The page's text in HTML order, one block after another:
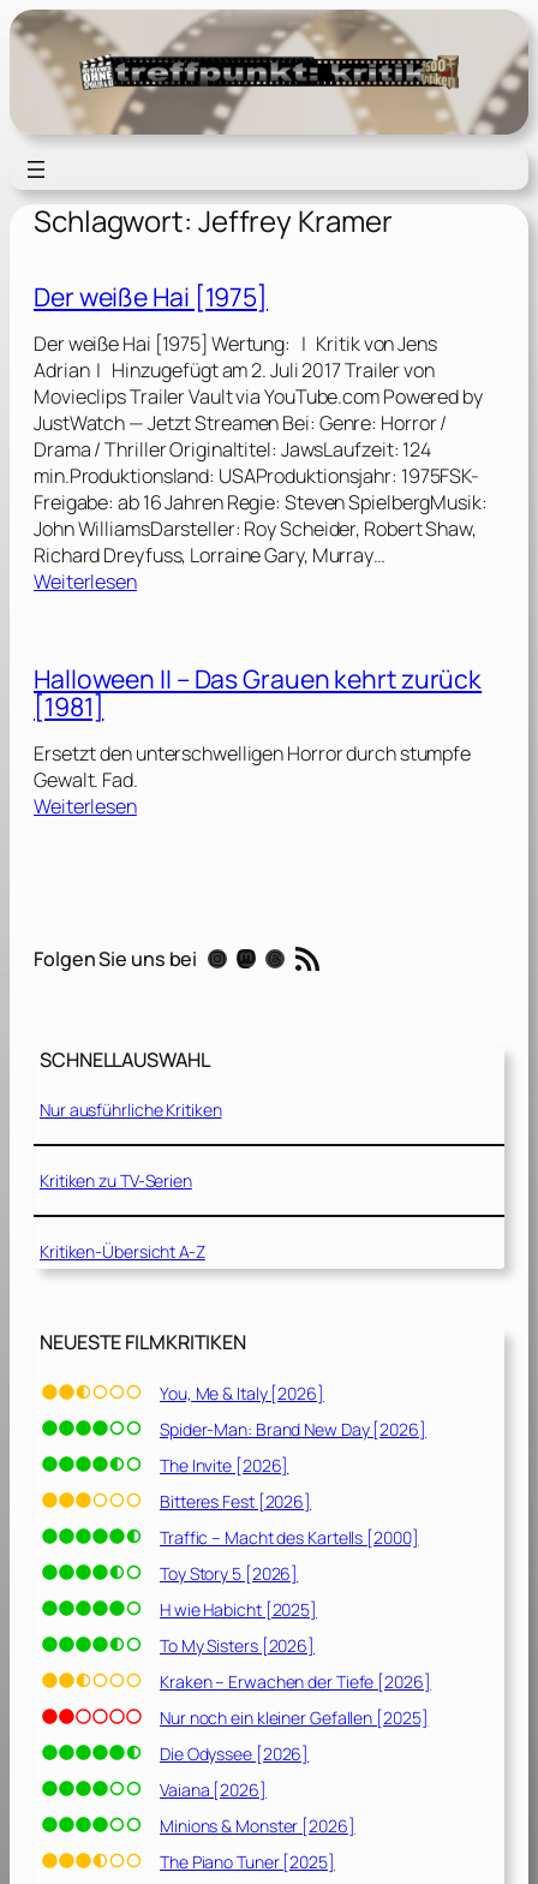
Zum
Inhalt
springen
Schlagwort: Jeffrey Kramer
Der weiße Hai [1975]
Der weiße Hai [1975] Wertung: | Kritik von Jens
Adrian | Hinzugefügt am 2. Juli 2017 Trailer von
Movieclips Trailer Vault via YouTube.com Powered by
JustWatch — Jetzt Streamen Bei: Genre: Horror /
Drama / Thriller Originaltitel: JawsLaufzeit: 124
min.Produktionsland: USAProduktionsjahr: 1975FSK-
Freigabe: ab 16 Jahren Regie: Steven SpielbergMusik:
John WilliamsDarsteller: Roy Scheider, Robert Shaw,
Richard Dreyfuss, Lorraine Gary, Murray…
Weiterlesen:
w
ß
e
H
9
Halloween II – Das Grauen kehrt zurück
[1981]
Ersetzt den unterschwelligen Horror durch stumpfe
Gewalt. Fad.
Weiterlesen:
w
I
–
D
a
r
a
e
k
e
h
r
t
u
r
ü
c
k
[
1
9
8
1
]
Folgen Sie uns bei Instagram Mastodon Threads RSS-Feed
SCHNELLAUSWAHL
Nur ausführliche Kritiken
Kritiken zu TV-Serien
Kritiken-Übersicht A-Z
NEUESTE FILMKRITIKEN
You, Me & Italy [2026]
Spider-Man: Brand New Day [2026]
The Invite [2026]
Bitteres Fest [2026]
Traffic – Macht des Kartells [2000]
Toy Story 5 [2026]
H wie Habicht [2025]
To My Sisters [2026]
Kraken – Erwachen der Tiefe [2026]
Nur noch ein kleiner Gefallen [2025]
Die Odyssee [2026]
Vaiana [2026]
Minions & Monster [2026]
The Piano Tuner [2025]